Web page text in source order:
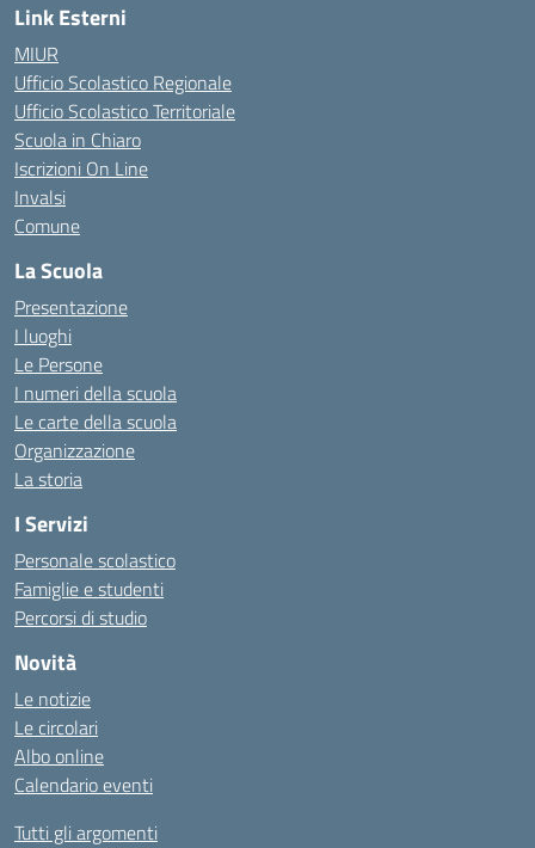
Link Esterni
MIUR
Ufficio Scolastico Regionale
Ufficio Scolastico Territoriale
Scuola in Chiaro
Iscrizioni On Line
Invalsi
Comune
La Scuola
Presentazione
I luoghi
Le Persone
I numeri della scuola
Le carte della scuola
Organizzazione
La storia
I Servizi
Personale scolastico
Famiglie e studenti
Percorsi di studio
Novità
Le notizie
Le circolari
Albo online
Calendario eventi
Tutti gli argomenti